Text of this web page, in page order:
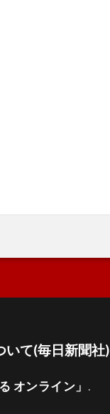
いて(毎日新聞社)
オンライン」 .